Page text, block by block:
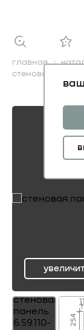
главная
стеновая панель
ru
254